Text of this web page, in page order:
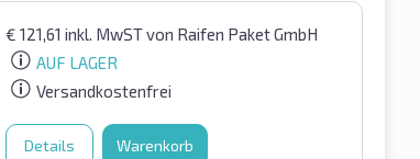
€ 121,61 inkl. MwSTvon Raifen Paket GmbH
AUF LAGER
Versandkostenfrei
Details Warenkorb